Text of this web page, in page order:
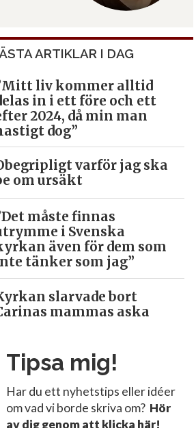
ARTIKLAR I DAG
liv kommer alltid
in i ett före och ett
2024, då min man
dog”
varför jag ska
om ursäkt
måste finnas
i Svenska
även för dem som
tänker som jag”
slarvade bort
mammas aska
Tipsa mig!
Har du ett nyhetstips eller idéer
om vad vi borde skriva om? Hör
av dig genom att klicka här!